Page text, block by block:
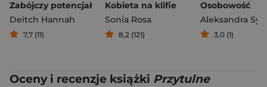
Zabójczy potencjał
Deitch Hannah
7,7 (11)
Kobieta na klifie
Sonia Rosa
8,2 (121)
Osobowość
Aleksandra
3,0 (1)
Oceny i recenzje książki Przytulne